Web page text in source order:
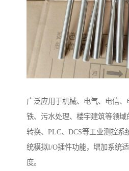
广泛应用于机械、电气、电信、
铁、污水处理、楼宇建筑等领
转换、PLC、DCS等工业测控系
统模拟I/O插件功能，增加系统
度。